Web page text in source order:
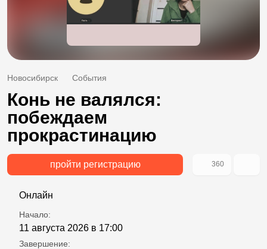
Новосибирск События
Конь не валялся:
побеждаем
прокрастинацию
пройти регистрацию 360
Онлайн
Начало:
11 августа 2026 в 17:00
Завершение: